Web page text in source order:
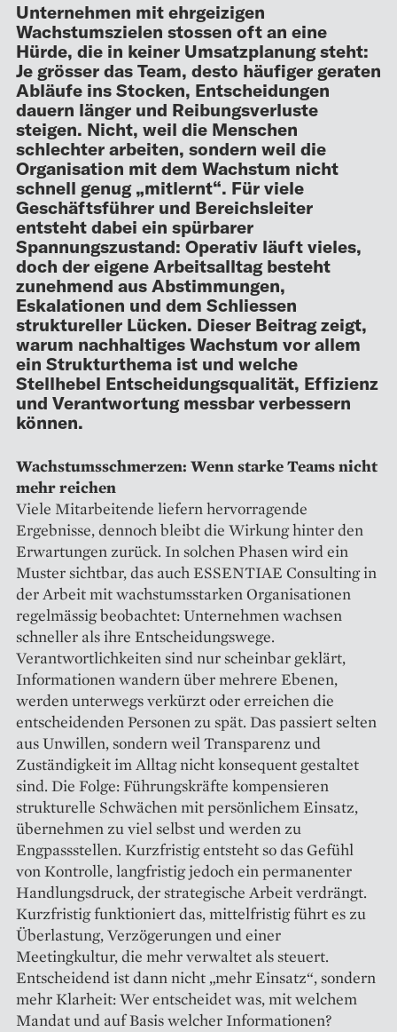
Unternehmen mit ehrgeizigen
Wachstumszielen stossen oft an eine
Hürde, die in keiner Umsatzplanung steht:
Je grösser das Team, desto häufiger geraten
Abläufe ins Stocken, Entscheidungen
dauern länger und Reibungsverluste
steigen. Nicht, weil die Menschen
schlechter arbeiten, sondern weil die
Organisation mit dem Wachstum nicht
schnell genug „mitlernt“. Für viele
Geschäftsführer und Bereichsleiter
entsteht dabei ein spürbarer
Spannungszustand: Operativ läuft vieles,
doch der eigene Arbeitsalltag besteht
zunehmend aus Abstimmungen,
Eskalationen und dem Schliessen
struktureller Lücken. Dieser Beitrag zeigt,
warum nachhaltiges Wachstum vor allem
ein Strukturthema ist und welche
Stellhebel Entscheidungsqualität, Effizienz
und Verantwortung messbar verbessern
können.
Wachstumsschmerzen: Wenn starke Teams nicht
mehr reichen
Viele Mitarbeitende liefern hervorragende
Ergebnisse, dennoch bleibt die Wirkung hinter den
Erwartungen zurück. In solchen Phasen wird ein
Muster sichtbar, das auch ESSENTIAE Consulting in
der Arbeit mit wachstumsstarken Organisationen
regelmässig beobachtet: Unternehmen wachsen
schneller als ihre Entscheidungswege.
Verantwortlichkeiten sind nur scheinbar geklärt,
Informationen wandern über mehrere Ebenen,
werden unterwegs verkürzt oder erreichen die
entscheidenden Personen zu spät. Das passiert selten
aus Unwillen, sondern weil Transparenz und
Zuständigkeit im Alltag nicht konsequent gestaltet
sind. Die Folge: Führungskräfte kompensieren
strukturelle Schwächen mit persönlichem Einsatz,
übernehmen zu viel selbst und werden zu
Engpassstellen. Kurzfristig entsteht so das Gefühl
von Kontrolle, langfristig jedoch ein permanenter
Handlungsdruck, der strategische Arbeit verdrängt.
Kurzfristig funktioniert das, mittelfristig führt es zu
Überlastung, Verzögerungen und einer
Meetingkultur, die mehr verwaltet als steuert.
Entscheidend ist dann nicht „mehr Einsatz“, sondern
mehr Klarheit: Wer entscheidet was, mit welchem
Mandat und auf Basis welcher Informationen?